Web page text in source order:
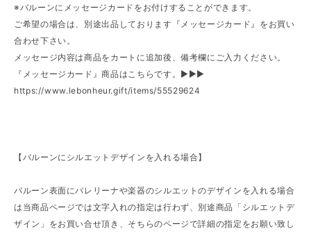
※バルーンにメッセージカードをお付けすることができます。
ご希望の場合は、別途出品しております『メッセージカード』をお買い
合わせ下さい。
メッセージ内容は商品をカートに追加後、備考欄にご入力ください。
『メッセージカード』商品はこちらです。►►►
https://www.lebonheur.gift/items/55529624
【バルーンにシルエットデザインを入れる場合】
バルーン表面にバレリーナや楽器のシルエットのデザインを入れる場合
は当商品ページでは文字入れの指定は行わず、別途商品「シルエットデ
ザイン」をお買い合せ頂き、そちらのページで詳細の指定をお願い致し